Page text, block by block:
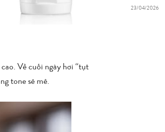
Về cuối ngày hơi “tụt
tone sẽ mê.
23/04/2026